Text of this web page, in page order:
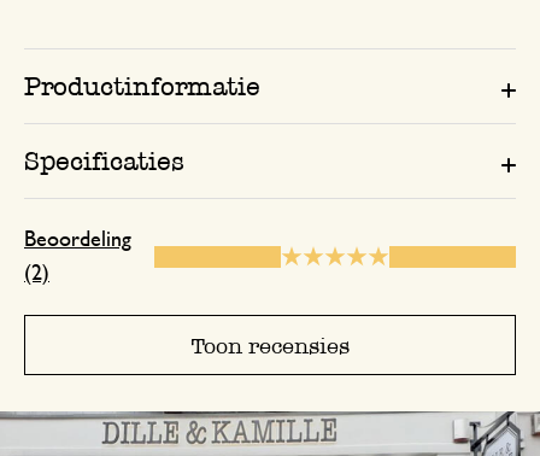
Productinformatie
Specificaties
Beoordeling
(2)
Toon recensies